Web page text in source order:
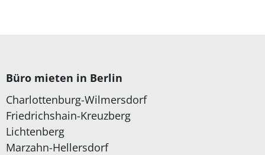
Büro mieten in Berlin
Charlottenburg-Wilmersdorf
Friedrichshain-Kreuzberg
Lichtenberg
Marzahn-Hellersdorf